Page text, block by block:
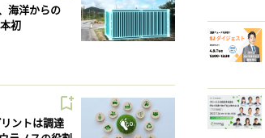
海洋からの
初
ントは調達